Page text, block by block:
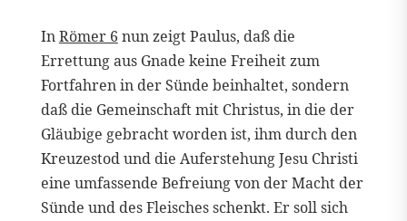
InRömer 6 nun zeigt Paulus, daß die
Errettung aus Gnade keine Freiheit zum
Fortfahren in der Sünde beinhaltet, sondern
daß die Gemeinschaft mit Christus, in die der
Gläubige gebracht worden ist, ihm durch den
Kreuzestod und die Auferstehung Jesu Christi
eine umfassende Befreiung von der Macht der
Sünde und des Fleisches schenkt. Er soll sich